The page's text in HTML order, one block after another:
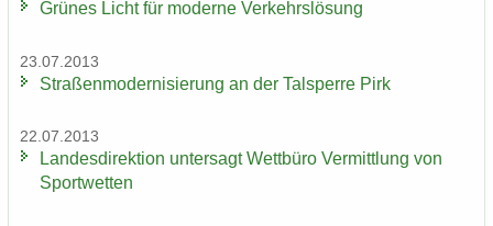
Grü­nes Licht für mo­der­ne Ver­kehrs­lö­sung
23.07.2013
Stra­ßen­mo­der­ni­sie­rung an der Tal­sper­re Pirk
22.07.2013
Lan­des­di­rek­ti­on un­ter­sagt Wett­bü­ro Ver­mitt­lung von
Sport­wet­ten